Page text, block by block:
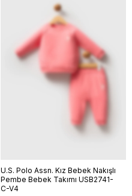
U.S. Polo Assn. Kız Bebek Nakışlı
Pembe Bebek Takımı USB2741-
C-V4